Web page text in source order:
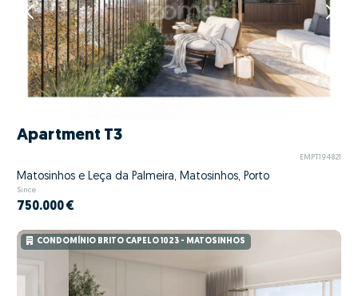
Apartment T3
EMPT194821
Matosinhos e Leça da Palmeira, Matosinhos, Porto
Since
750.000 €
CONDOMÍNIO BRITO CAPELO 1023 - MATOSINHOS